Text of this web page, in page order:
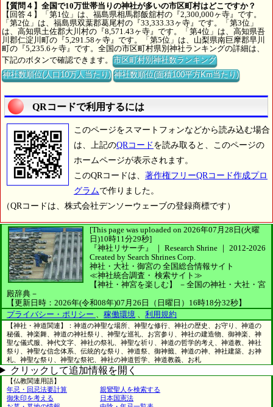
【質問４】全国で10万世帯当りの神社が多いの市区町村はどこですか？
【回答４】「第1位」は、福島県相馬郡飯舘村の『2,300,000ヶ寺』です。
「第2位」は、福島県双葉郡葛尾村の『33,333.33ヶ寺』です。「第3位」
は、高知県土佐郡大川村の『8,571.43ヶ寺』です。「第4位」は、高知県吾
川郡仁淀川町の『5,291.58ヶ寺』です。「第5位」は、山梨県南巨摩郡早川
町の『5,235.6ヶ寺』です。全国の市区町村県別神社ランキングの詳細は、
下記のボタンで確認できます。市区町村別神社数ランキング
神社数順位(人口10万人当たり) 神社数順位(面積100平方Km当たり)
QRコードで利用するには
このページをスマートフォンなどから読み込む場合
は、上記のQRコード を読み取ると、このページの
ホームページが表示されます。
このQRコードは、 著作権フリーQRコード作成プロ
グラムで作りました。
（QRコードは、株式会社デンソーウェーブの登録商標です）
[This page was uploaded on 2026年07月28日(火曜
日)10時11分29秒]
『神社リサーチ』 ｜ Research Shrine ｜ 2012-2026
Created by Search Shrines Corp.
神社・大社・御宮の 全国総合情報サイト
≪神社統合調査・ 検索サイト≫
【神社・神宮を楽しむ】
－全国の神社・大社・宮
殿辞典－
【更新日時：2026年(令和08年)07月26日（日曜日）16時18分32秒】
プライバシー・ポリシー
稼働環境 利用規約
【神社・神道関連】：神道の神聖な場所、神聖な修行、神社の歴史、お守り、神道の
秘儀、神楽舞、神道の神社祭り、神聖な巡礼、お宮参り、神社の建造物、御神楽、神
聖な儀式服、神代文字、神社の祭礼、神聖な祈り、神道の哲学的考え、神道教、神社
祭り、神聖な信念体系、伝統的な祭り、神道祭、御神籤、神道の神、神社建築、お神
札、神聖な祭り、神聖な祭祀、神社の神道哲学、神道教義、お札
クリックして追加情報を開く
【仏教関連用語】
年忌・回忌法要計算
親鸞聖人を検索する
御朱印を考える
日本国憲法